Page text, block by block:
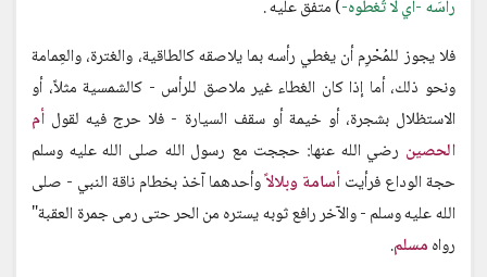
رأسَه -أي لا تُغطوه-) متفق عليه .
فلا يجوز للمُحْرِم أن يغطي رأسه بما يلاصقه كالطاقية، والغترة، والعِمامة
ونحو ذلك، أما إذا كان الغطاء غير ملاصق للرأس - كالشمسية مثلاً، أو
الاستظلال بشجرة، أو خيمة أو سقف السيارة - فلا حرج فيه لقول أم
الحصين رضي الله عنها: حججت مع رسول الله صلى الله عليه وسلم
حجة الوداع فرأيتأسامة وبلالاًوأحدهما آخذ بخطام ناقة النبي - صلى
الله عليه وسلم - والآخر رافع ثوبه يستره من الحر حتى رمى جمرة العقبة"
رواهمسلم.